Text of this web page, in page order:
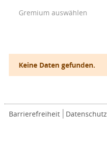
Gremium auswählen
Keine Daten gefunden.
Barrierefreiheit Datenschutz